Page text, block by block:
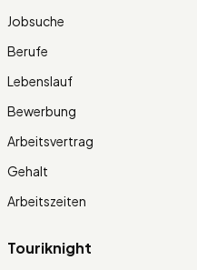
Jobsuche
Berufe
Lebenslauf
Bewerbung
Arbeitsvertrag
Gehalt
Arbeitszeiten
Touriknight